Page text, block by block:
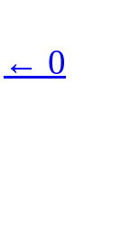
← 0